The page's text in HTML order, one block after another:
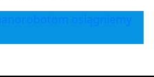
osiągniemy